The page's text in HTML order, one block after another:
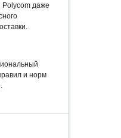
Polycom даже
и норм